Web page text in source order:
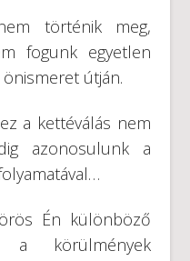
történik meg,
fogunk egyetlen
útján.
a kettéválás nem
azonosulunk a
Én különböző
a körülmények